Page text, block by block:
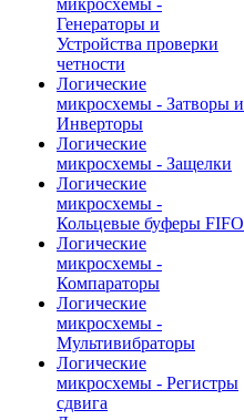
микросхемы -
Генераторы и
Устройства проверки
четности
Логические
микросхемы - Затворы и
Инверторы
Логические
микросхемы - Защелки
Логические
микросхемы -
Кольцевые буферы FIFO
Логические
микросхемы -
Компараторы
Логические
микросхемы -
Мультивибраторы
Логические
микросхемы - Регистры
сдвига